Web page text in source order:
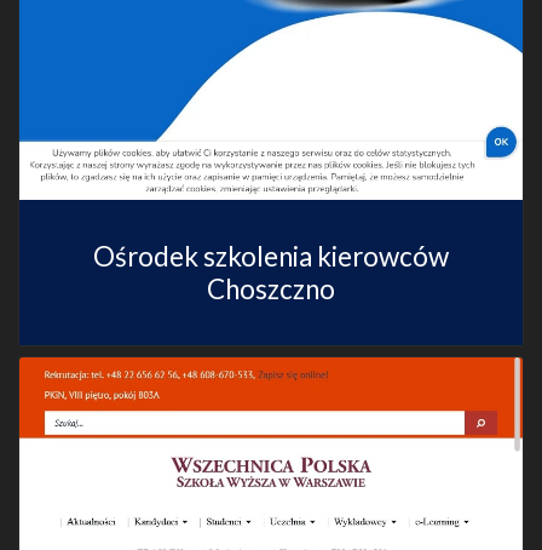
Ośrodek szkolenia kierowców
Choszczno